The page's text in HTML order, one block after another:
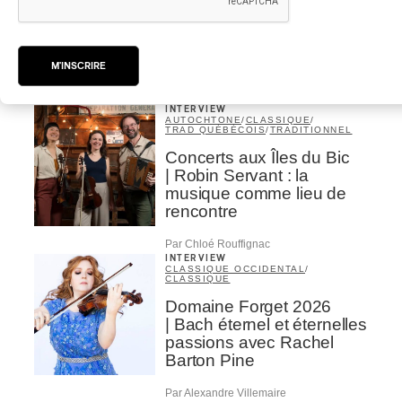
Domaine Forget 2026
INTERVIEW
AUTOCHTONE/CLASSIQUE/
TRAD QUÉBÉCOIS/TRADITIONNEL
Concerts aux Îles du Bic
| Robin Servant : la
musique comme lieu de
rencontre
Par Chloé Rouffignac
INTERVIEW
CLASSIQUE OCCIDENTAL /
CLASSIQUE
Domaine Forget 2026
| Bach éternel et éternelles
passions avec Rachel
Barton Pine
Par Alexandre Villemaire
M'INSCRIRE